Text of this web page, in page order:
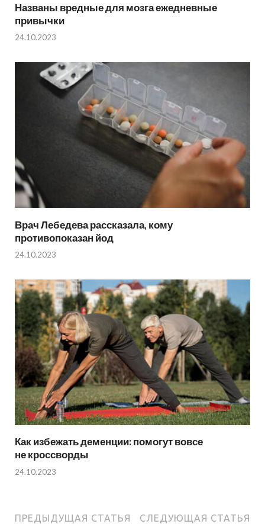
Названы вредные для мозга ежедневные
привычки
24.10.2023
Врач Лебедева рассказала, кому
противопоказан йод
24.10.2023
Как избежать деменции: помогут вовсе
не кроссворды
24.10.2023
ПРЕДЫДУЩАЯ СТАТЬЯ СЛЕДУЮЩАЯ СТАТЬЯ